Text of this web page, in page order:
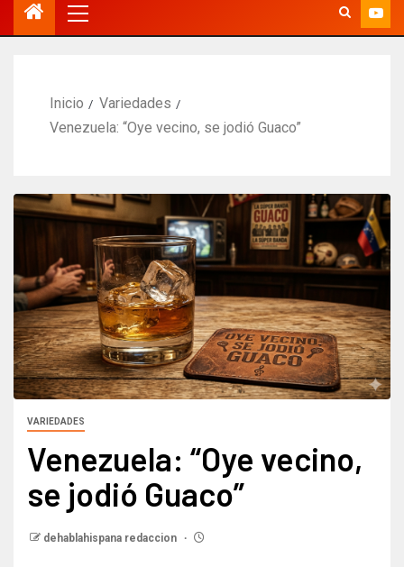
Inicio
Variedades
Venezuela: “Oye vecino, se jodió Guaco”
VARIEDADES
Venezuela: “Oye vecino,
se jodió Guaco”
dehablahispana redaccion